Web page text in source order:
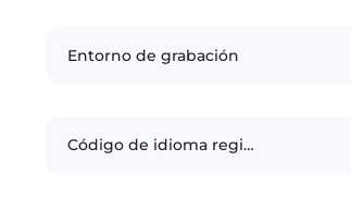
Entorno de grabación
Código de idioma regional